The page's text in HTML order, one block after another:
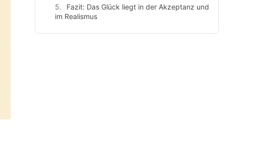
Fazit: Das Glück liegt in der Akzeptanz und
im Realismus